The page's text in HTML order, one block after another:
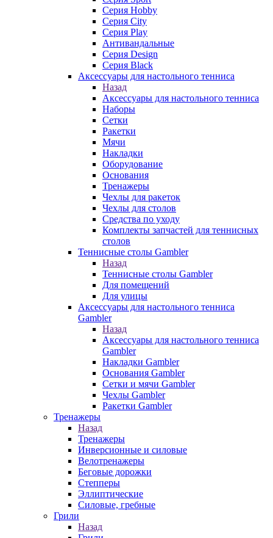
Серия Hobby
Серия City
Серия Play
Антивандальные
Серия Design
Серия Black
Аксессуары для настольного тенниса
Назад
Аксессуары для настольного тенниса
Наборы
Сетки
Ракетки
Мячи
Накладки
Оборудование
Основания
Тренажеры
Чехлы для ракеток
Чехлы для столов
Средства по уходу
Комплекты запчастей для теннисных
столов
Теннисные столы Gambler
Назад
Теннисные столы Gambler
Для помещений
Для улицы
Аксессуары для настольного тенниса
Gambler
Назад
Аксессуары для настольного тенниса
Gambler
Накладки Gambler
Основания Gambler
Сетки и мячи Gambler
Чехлы Gambler
Ракетки Gambler
Тренажеры
Назад
Тренажеры
Инверсионные и силовые
Велотренажеры
Беговые дорожки
Степперы
Эллиптические
Силовые, гребные
Грили
Назад